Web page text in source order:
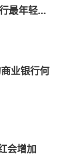
最年轻行
业银行何
会增加